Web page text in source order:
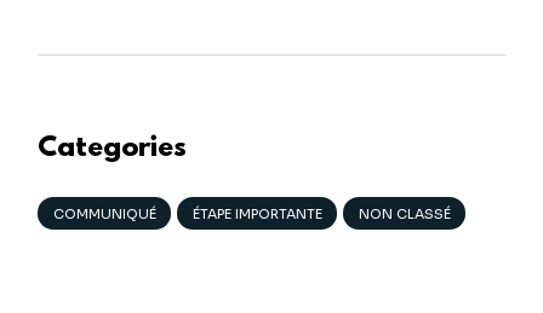
Categories
COMMUNIQUÉ ÉTAPE IMPORTANTE NON CLASSÉ